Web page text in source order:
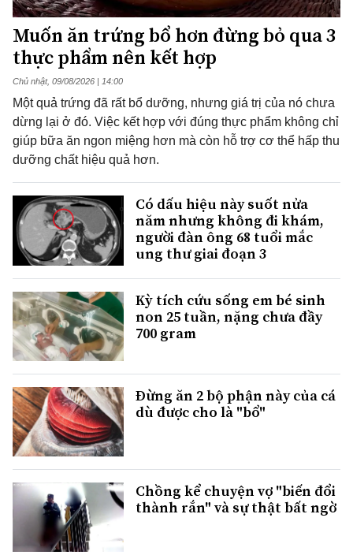
Muốn ăn trứng bổ hơn đừng bỏ qua 3
thực phẩm nên kết hợp
Chủ nhật, 09/08/2026 | 14:00
Một quả trứng đã rất bổ dưỡng, nhưng giá trị của nó chưa
dừng lại ở đó. Việc kết hợp với đúng thực phẩm không chỉ
giúp bữa ăn ngon miệng hơn mà còn hỗ trợ cơ thể hấp thu
dưỡng chất hiệu quả hơn.
Có dấu hiệu này suốt nửa
năm nhưng không đi khám,
người đàn ông 68 tuổi mắc
ung thư giai đoạn 3
Kỳ tích cứu sống em bé sinh
non 25 tuần, nặng chưa đầy
700 gram
Đừng ăn 2 bộ phận này của cá
dù được cho là "bổ"
Chồng kể chuyện vợ "biến đổi
thành rắn" và sự thật bất ngờ